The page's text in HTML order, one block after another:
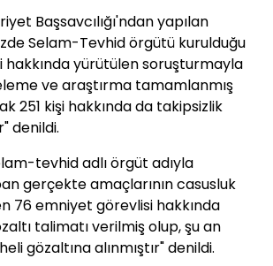
Başsavcılığı'ndan yapılan
Selam-Tevhid örgütü kurulduğu
hakkında yürütülen soruşturmayla
ve araştırma tamamlanmış
251 kişi hakkında da takipsizlik
denildi.
tevhid adlı örgüt adıyla
gerçekte amaçlarının casusluk
76 emniyet görevlisi hakkında
talimatı verilmiş olup, şu an
gözaltına alınmıştır" denildi.